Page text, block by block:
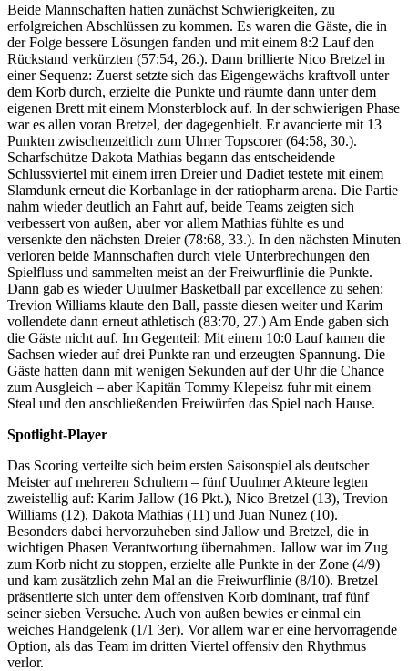
Beide Mannschaften hatten zunächst Schwierigkeiten, zu
erfolgreichen Abschlüssen zu kommen. Es waren die Gäste, die in
der Folge bessere Lösungen fanden und mit einem 8:2 Lauf den
Rückstand verkürzten (57:54, 26.). Dann brillierte Nico Bretzel in
einer Sequenz: Zuerst setzte sich das Eigengewächs kraftvoll unter
dem Korb durch, erzielte die Punkte und räumte dann unter dem
eigenen Brett mit einem Monsterblock auf. In der schwierigen Phase
war es allen voran Bretzel, der dagegenhielt. Er avancierte mit 13
Punkten zwischenzeitlich zum Ulmer Topscorer (64:58, 30.).
Scharfschütze Dakota Mathias begann das entscheidende
Schlussviertel mit einem irren Dreier und Dadiet testete mit einem
Slamdunk erneut die Korbanlage in der ratiopharm arena. Die Partie
nahm wieder deutlich an Fahrt auf, beide Teams zeigten sich
verbessert von außen, aber vor allem Mathias fühlte es und
versenkte den nächsten Dreier (78:68, 33.). In den nächsten Minuten
verloren beide Mannschaften durch viele Unterbrechungen den
Spielfluss und sammelten meist an der Freiwurflinie die Punkte.
Dann gab es wieder Uuulmer Basketball par excellence zu sehen:
Trevion Williams klaute den Ball, passte diesen weiter und Karim
vollendete dann erneut athletisch (83:70, 27.) Am Ende gaben sich
die Gäste nicht auf. Im Gegenteil: Mit einem 10:0 Lauf kamen die
Sachsen wieder auf drei Punkte ran und erzeugten Spannung. Die
Gäste hatten dann mit wenigen Sekunden auf der Uhr die Chance
zum Ausgleich – aber Kapitän Tommy Klepeisz fuhr mit einem
Steal und den anschließenden Freiwürfen das Spiel nach Hause.
Spotlight-Player
Das Scoring verteilte sich beim ersten Saisonspiel als deutscher
Meister auf mehreren Schultern – fünf Uuulmer Akteure legten
zweistellig auf: Karim Jallow (16 Pkt.), Nico Bretzel (13), Trevion
Williams (12), Dakota Mathias (11) und Juan Nunez (10).
Besonders dabei hervorzuheben sind Jallow und Bretzel, die in
wichtigen Phasen Verantwortung übernahmen. Jallow war im Zug
zum Korb nicht zu stoppen, erzielte alle Punkte in der Zone (4/9)
und kam zusätzlich zehn Mal an die Freiwurflinie (8/10). Bretzel
präsentierte sich unter dem offensiven Korb dominant, traf fünf
seiner sieben Versuche. Auch von außen bewies er einmal ein
weiches Handgelenk (1/1 3er). Vor allem war er eine hervorragende
Option, als das Team im dritten Viertel offensiv den Rhythmus
verlor.